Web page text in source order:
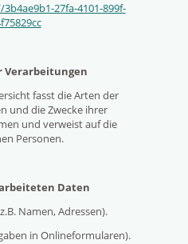
27fa-4101-899f-
Verarbeitungen
fasst die Arten der
und die Zwecke ihrer
und verweist auf die
Personen.
Daten
Namen, Adressen).
in Onlineformularen).